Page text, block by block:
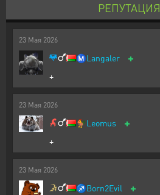
РЕПУТАЦИЯ
23 Мая 2026
Ⓜ️Langaler +
+
23 Мая 2026
🐓Leomus +
+
23 Мая 2026
♐Born2Evil +